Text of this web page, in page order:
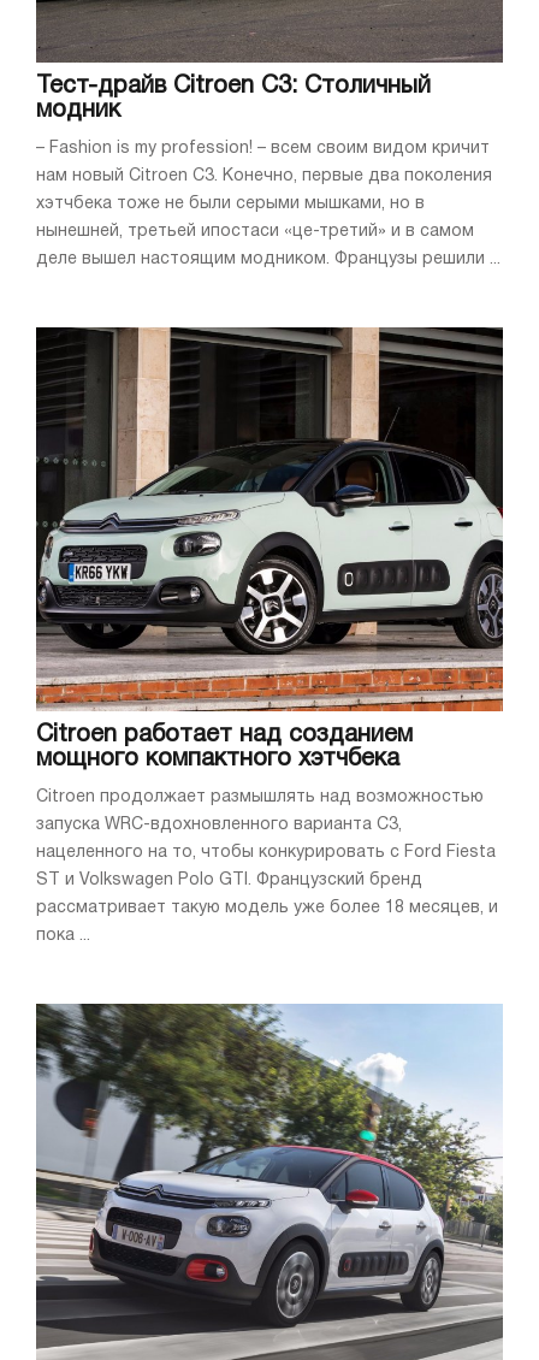
Тест-драйв Citroen C3: Столичный
модник
– Fashion is my profession! – всем своим видом кричит
нам новый Citroen C3. Конечно, первые два поколения
хэтчбека тоже не были серыми мышками, но в
нынешней, третьей ипостаси «це-третий» и в самом
деле вышел настоящим модником. Французы решили ...
Citroen работает над созданием
мощного компактного хэтчбека
Citroen продолжает размышлять над возможностью
запуска WRC-вдохновленного варианта C3,
нацеленного на то, чтобы конкурировать с Ford Fiesta
ST и Volkswagen Polo GTI. Французский бренд
рассматривает такую модель уже более 18 месяцев, и
пока ...